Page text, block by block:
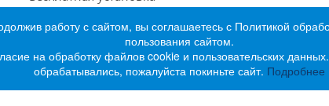
и электроники «Лидер»
работу с сайтом, вы соглашаетесь с Политикой
пользования сайтом.
на обработку файлов cookie и пользовательских
обрабатывались, пожалуйста покиньте сайт. Подробнее